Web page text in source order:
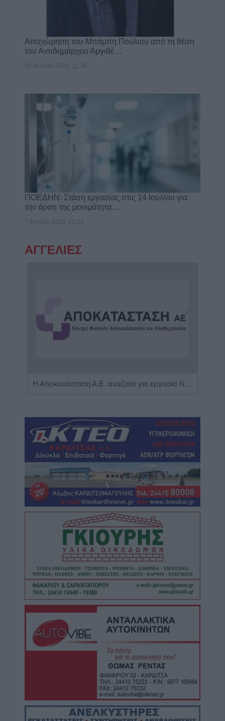
Αποχώρηση του Μπάμπη Πούλιου από τη θέση
του Αντιδημάρχου Αργιθέ…
20 Ιουλίου 2026, 11:29
ΠΟΕΔΗΝ: Στάση εργασίας στις 14 Ιουλίου για
την άρση της μονιμότητα…
7 Ιουλίου 2026, 13:23
ΑΓΓΕΛΙΕΣ
Η Αποκατάσταση Α.Ε. αναζητά για εργασία Νοσηλευτές και Βοηθούς Νοσηλευτές